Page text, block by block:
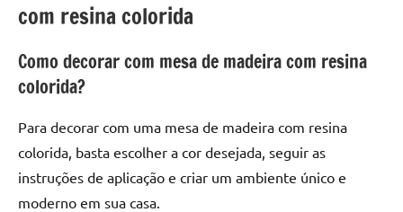
com resina colorida
Como decorar com mesa de madeira com resina
colorida?
Para decorar com uma mesa de madeira com resina
colorida, basta escolher a cor desejada, seguir as
instruções de aplicação e criar um ambiente único e
moderno em sua casa.